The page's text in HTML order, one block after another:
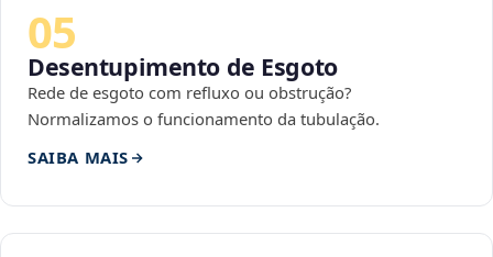
05
Desentupimento de Esgoto
Rede de esgoto com refluxo ou obstrução?
Normalizamos o funcionamento da tubulação.
SAIBA MAIS